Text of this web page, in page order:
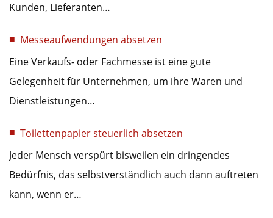
Kunden, Lieferanten…
Messeaufwendungen absetzen
Eine Verkaufs- oder Fachmesse ist eine gute
Gelegenheit für Unternehmen, um ihre Waren und
Dienstleistungen…
Toilettenpapier steuerlich absetzen
Jeder Mensch verspürt bisweilen ein dringendes
Bedürfnis, das selbstverständlich auch dann auftreten
kann, wenn er…